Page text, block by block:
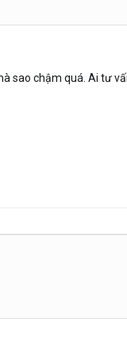
sao chậm quá. Ai tư